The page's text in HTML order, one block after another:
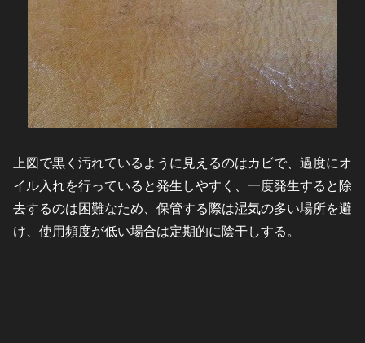
上図で黒く汚れているように見えるのはカビで、過度にオ
イル入れを行っていると発生しやすく、一度発生すると除
去するのは困難なため、保管する際は湿気の多い場所を避
け、使用頻度が低い場合は定期的に陰干しする。